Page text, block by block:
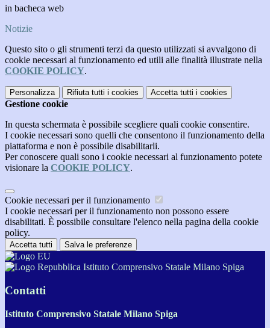
in bacheca web
Notizie
Questo sito o gli strumenti terzi da questo utilizzati si avvalgono di
cookie necessari al funzionamento ed utili alle finalità illustrate nella
COOKIE POLICY.
Personalizza Rifiuta tutti i cookies Accetta tutti i cookies
Gestione cookie
In questa schermata è possibile scegliere quali cookie consentire.
I cookie necessari sono quelli che consentono il funzionamento della
piattaforma e non è possibile disabilitarli.
Per conoscere quali sono i cookie necessari al funzionamento potete
visionare la COOKIE POLICY.
Cookie necessari per il funzionamento
I cookie necessari per il funzionamento non possono essere
disabilitati. È possibile consultare l'elenco nella pagina della cookie
policy.
Accetta tutti Salva le preferenze
Istituto Comprensivo Statale Milano Spiga
Contatti
Istituto Comprensivo Statale Milano Spiga